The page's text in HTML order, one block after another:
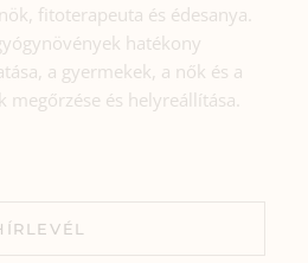
fitoterapeuta és édesanya.
hatékony
a gyermekek, a nők és a
megőrzése és helyreállítása.